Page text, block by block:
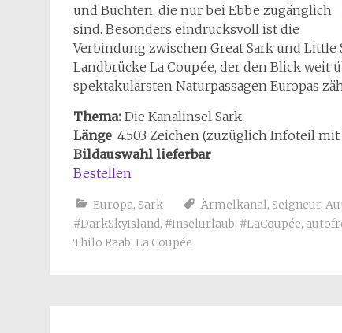
und Buchten, die nur bei Ebbe zugänglich
sind. Besonders eindrucksvoll ist die
Verbindung zwischen Great Sark und
Landbrücke La Coupée, der den Blick
spektakulärsten Naturpassagen Europas
Thema: Die Kanalinsel Sark
Länge: 4.503 Zeichen (zuzüglich Infoteil mit
Bildauswahl lieferbar
Bestellen
Europa, Sark Ärmelkanal, Seigneur,
#DarkSkyIsland, #Inselurlaub, #LaCoupée,
Thilo Raab, La Coupée